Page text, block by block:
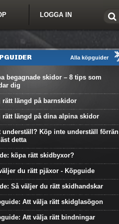
LOGGA IN
Alla köpguider
begagnade skidor – 8 tips som
dig
rätt längd på barnskidor
rätt längd på dina alpina skidor
underställ? Köp inte underställ förrän
detta
köpa rätt skidbyxor?
du rätt pjäxor - Köpguide
Så väljer du rätt skidhandskar
Att välja rätt skidglasögon
Att välja rätt bindningar